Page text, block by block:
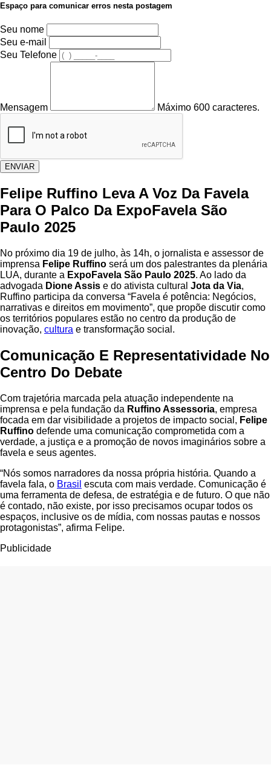
Espaço para comunicar erros nesta postagem
Seu nome
Seu e-mail
Seu Telefone
Mensagem Máximo 600 caracteres.
ENVIAR
Felipe Ruffino Leva A Voz Da Favela
Para O Palco Da ExpoFavela São
Paulo 2025
No próximo dia 19 de julho, às 14h, o jornalista e assessor de
imprensa Felipe Ruffino será um dos palestrantes da plenária
LUA, durante a ExpoFavela São Paulo 2025. Ao lado da
advogada Dione Assis e do ativista cultural Jota da Via,
Ruffino participa da conversa “Favela é potência: Negócios,
narrativas e direitos em movimento”, que propõe discutir como
os territórios populares estão no centro da produção de
inovação, cultura e transformação social.
Comunicação E Representatividade No
Centro Do Debate
Com trajetória marcada pela atuação independente na
imprensa e pela fundação da Ruffino Assessoria, empresa
focada em dar visibilidade a projetos de impacto social, Felipe
Ruffino defende uma comunicação comprometida com a
verdade, a justiça e a promoção de novos imaginários sobre a
favela e seus agentes.
“Nós somos narradores da nossa própria história. Quando a
favela fala, o Brasil escuta com mais verdade. Comunicação é
uma ferramenta de defesa, de estratégia e de futuro. O que não
é contado, não existe, por isso precisamos ocupar todos os
espaços, inclusive os de mídia, com nossas pautas e nossos
protagonistas”, afirma Felipe.
Publicidade